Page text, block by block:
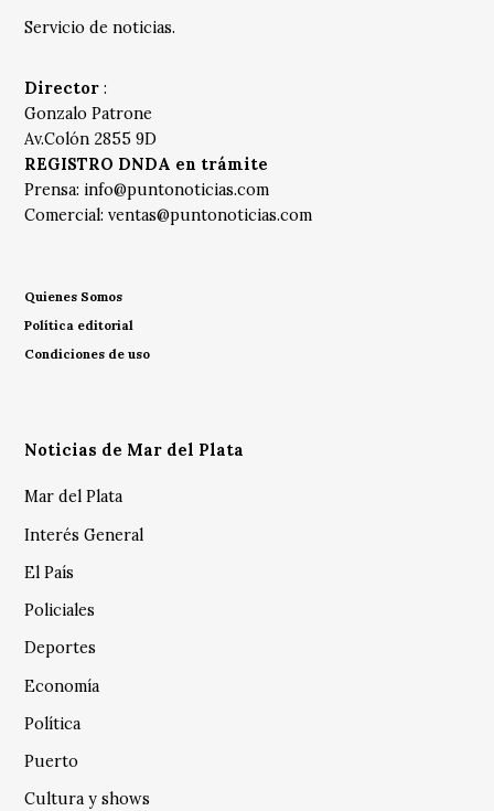
Servicio de noticias.
Director :
Gonzalo Patrone
Av.Colón 2855 9D
REGISTRO DNDA en trámite
Prensa: info@puntonoticias.com
Comercial:ventas@puntonoticias.com
Quienes Somos
Política editorial
Condiciones de uso
Noticias de Mar del Plata
Mar del Plata
Interés General
El País
Policiales
Deportes
Economía
Política
Puerto
Cultura y shows